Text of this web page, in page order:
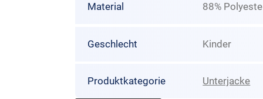
Material 88%
Geschlecht Kinder
Produktkategorie Unterjacke